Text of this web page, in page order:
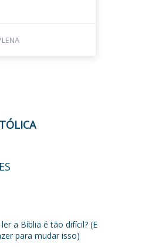
a Bíblia é tão difícil? (E
para mudar isso)